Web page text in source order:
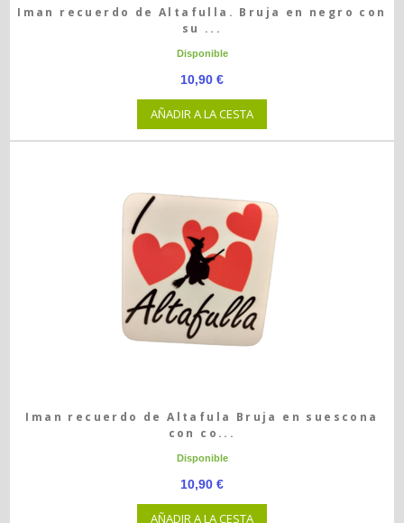
Iman recuerdo de Altafulla. Bruja en negro con
su ...
Disponible
10,90 €
AÑADIR A LA CESTA
Iman recuerdo de Altafula Bruja en suescona
con co...
Disponible
10,90 €
AÑADIR A LA CESTA